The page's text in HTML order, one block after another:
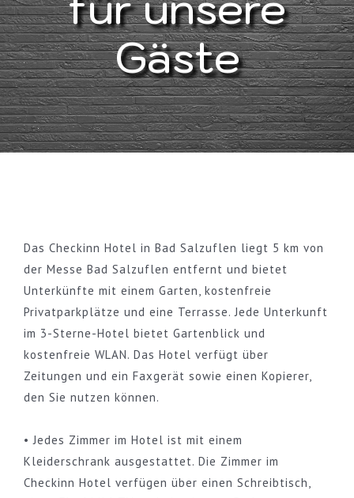
Buchung
Kontakt und Anfahrt
Gäste
Das Checkinn Hotel in Bad Salzuflen liegt 5 km von
der Messe Bad Salzuflen entfernt und bietet
Unterkünfte mit einem Garten, kostenfreie
Privatparkplätze und eine Terrasse. Jede Unterkunft
im 3-Sterne-Hotel bietet Gartenblick und
kostenfreie WLAN. Das Hotel verfügt über
Zeitungen und ein Faxgerät sowie einen Kopierer,
den Sie nutzen können.
• Jedes Zimmer im Hotel ist mit einem
Kleiderschrank ausgestattet. Die Zimmer im
Checkinn Hotel verfügen über einen Schreibtisch,